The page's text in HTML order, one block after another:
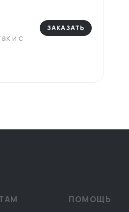
и с
ЗАКАЗАТЬ
ПОМОЩЬ